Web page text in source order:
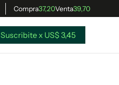
Compra37,20Venta39,70
Suscribite x US$ 3,45